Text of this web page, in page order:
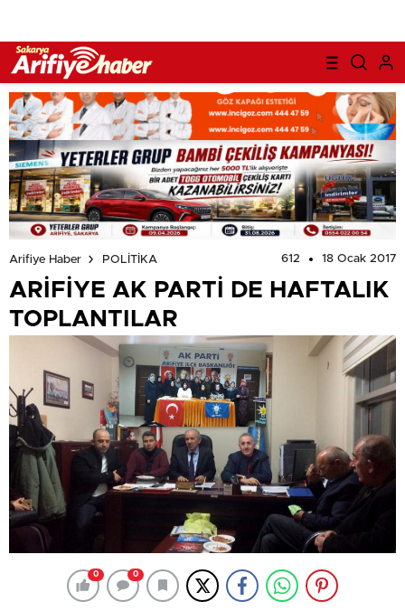
Arifiye Haber POLİTİKA 612 18 Ocak 2017
ARİFİYE AK PARTİ DE HAFTALIK
TOPLANTILAR
0 0